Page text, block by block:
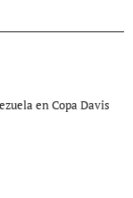
en Copa Davis